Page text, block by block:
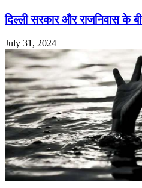
दिल्ली सरकार और राजनिवास के
July 31, 2024